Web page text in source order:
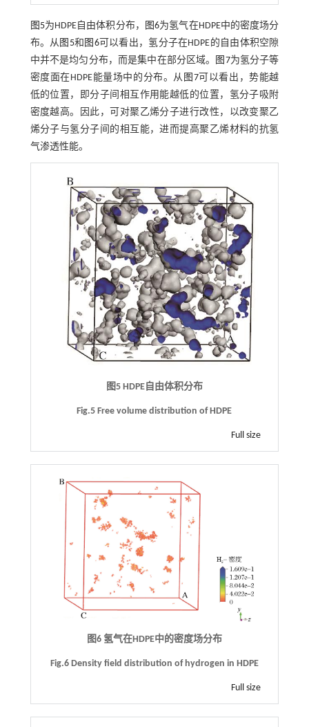
图5为HDPE自由体积分布， 图6为氢气在HDPE中的密度场分
布。从 图5和 图6可以看出，氢分子在HDPE的自由体积空隙
中并不是均匀分布，而是集中在部分区域。
图7为氢分子等
密度面在HDPE能量场中的分布。从 图7可以看出，势能越
低的位置，即分子间相互作用能越低的位置，氢分子吸附
密度越高。因此，可对聚乙烯分子进行改性，以改变聚乙
烯分子与氢分子间的相互能，进而提高聚乙烯材料的抗氢
气渗透性能。
图5 HDPE自由体积分布
Fig.5 Free volume distribution of HDPE
Full size
图6 氢气在HDPE中的密度场分布
Fig.6 Density field distribution of hydrogen in HDPE
Full size